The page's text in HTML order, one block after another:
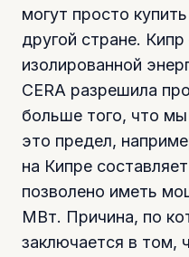
могут просто
другой стране.
изолированной
CERA разрешила
больше того, что
это предел,
на Кипре
позволено иметь
МВт. Причина, по
заключается в том,